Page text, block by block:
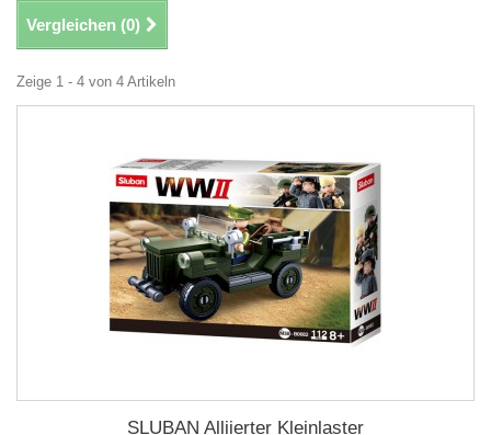
Vergleichen (0)
Zeige 1 - 4 von 4 Artikeln
SLUBAN Alliierter Kleinlaster